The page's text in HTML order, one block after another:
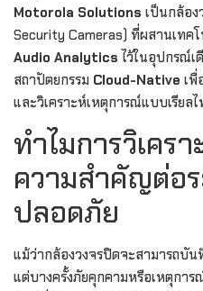
Motorola Solutions เป็นกล้อง
Security Cameras) ที่ผสานเทค
Audio Analytics ไว้ในอุปกรณ์เ
สถาปัตยกรรม Cloud-Native เพื่
และวิเคราะห์เหตุการณ์แบบเรียลไ
ทำไมการวิเคร
ความสำคัญต่อ
ปลอดภัย
แม้ว่ากล้องวงจรปิดจะสามารถบั
แต่บางครั้งภัยคุกคามหรือเหตุกา